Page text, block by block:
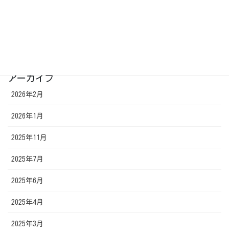
アーカイブ
2026年2月
2026年1月
2025年11月
2025年7月
2025年6月
2025年4月
2025年3月